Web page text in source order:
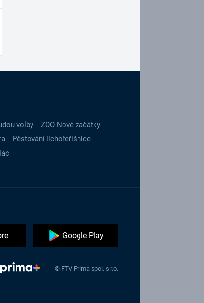
volby
ZOO Nové začátky
Pěstování lichořeřišnice
Google Play
© FTV Prima spol. s r.o.